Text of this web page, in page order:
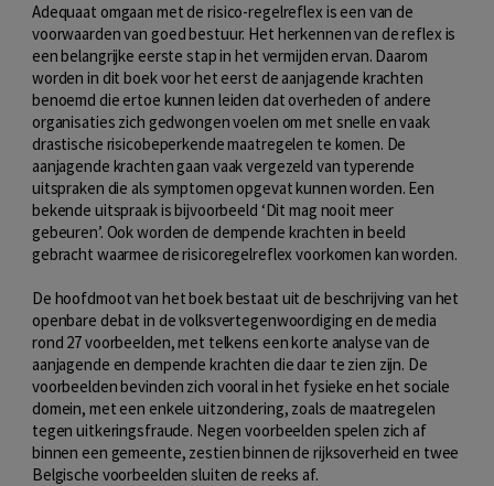
Adequaat omgaan met de risico-regelreflex is een van de
voorwaarden van goed bestuur. Het herkennen van de reflex is
een belangrijke eerste stap in het vermijden ervan. Daarom
worden in dit boek voor het eerst de aanjagende krachten
benoemd die ertoe kunnen leiden dat overheden of andere
organisaties zich gedwongen voelen om met snelle en vaak
drastische risicobeperkende maatregelen te komen. De
aanjagende krachten gaan vaak vergezeld van typerende
uitspraken die als symptomen opgevat kunnen worden. Een
bekende uitspraak is bijvoorbeeld ‘Dit mag nooit meer
gebeuren’. Ook worden de dempende krachten in beeld
gebracht waarmee de risicoregelreflex voorkomen kan worden.
De hoofdmoot van het boek bestaat uit de beschrijving van het
openbare debat in de volksvertegenwoordiging en de media
rond 27 voorbeelden, met telkens een korte analyse van de
aanjagende en dempende krachten die daar te zien zijn. De
voorbeelden bevinden zich vooral in het fysieke en het sociale
domein, met een enkele uitzondering, zoals de maatregelen
tegen uitkeringsfraude. Negen voorbeelden spelen zich af
binnen een gemeente, zestien binnen de rijksoverheid en twee
Belgische voorbeelden sluiten de reeks af.